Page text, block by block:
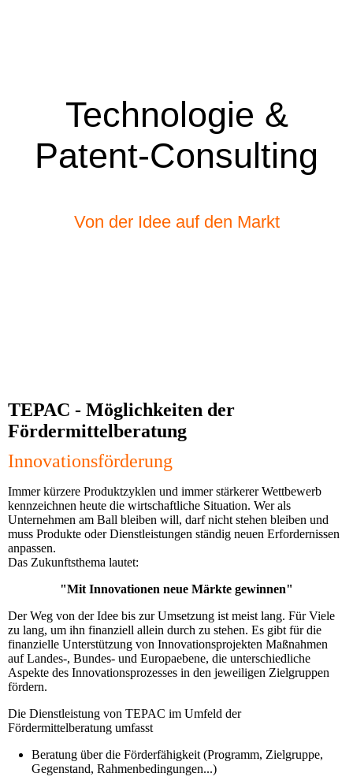
Technologie &
Patent-Consulting
Von der Idee auf den Markt
TEPAC - Möglichkeiten der
Fördermittelberatung
Innovationsförderung
Immer kürzere Produktzyklen und immer stärkerer Wettbewerb
kennzeichnen heute die wirtschaftliche Situation. Wer als
Unternehmen am Ball bleiben will, darf nicht stehen bleiben und
muss Produkte oder Dienstleistungen ständig neuen Erfordernissen
anpassen.
Das Zukunftsthema lautet:
"Mit Innovationen neue Märkte gewinnen"
Der Weg von der Idee bis zur Umsetzung ist meist lang. Für Viele
zu lang, um ihn finanziell allein durch zu stehen. Es gibt für die
finanzielle Unterstützung von Innovationsprojekten Maßnahmen
auf Landes-, Bundes- und Europaebene, die unterschiedliche
Aspekte des Innovationsprozesses in den jeweiligen Zielgruppen
fördern.
Die Dienstleistung von TEPAC im Umfeld der
Fördermittelberatung umfasst
Beratung über die Förderfähigkeit (Programm, Zielgruppe,
Gegenstand, Rahmenbedingungen...)